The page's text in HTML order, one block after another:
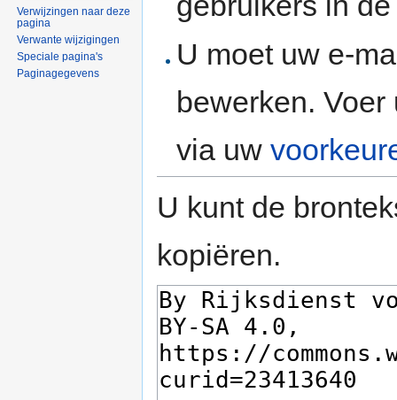
U moet uw e-
bewerken.
via uw
U kunt de
kopiëren.
Verwijzingen naar deze
pagina
Verwante wijzigingen
Speciale pagina's
Paginagegevens